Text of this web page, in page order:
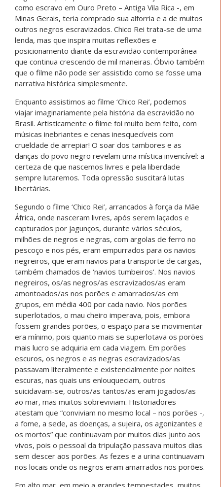
como escravo em Ouro Preto – Antiga Vila Rica -, em
Minas Gerais, teria comprado sua alforria e a de muitos
outros negros escravizados. Chico Rei trata-se de uma
lenda, mas que inspira muitas reflexões e
posicionamento diante da escravidão contemporânea
que continua crescendo de mil maneiras. Óbvio também
que o filme não pode ser assistido como se fosse uma
narrativa histórica simplesmente.
Enquanto assistimos ao filme ‘Chico Rei’, podemos
viajar imaginariamente pela história da escravidão no
Brasil. Artisticamente o filme foi muito bem feito, com
músicas inebriantes e cenas inesquecíveis com
crueldade de arrepiar! O soar dos tambores e as
danças do povo negro revelam uma mística invencível: a
certeza de que nascemos livres e pela liberdade
sempre lutaremos. Toda opressão suscitará lutas
libertárias.
Segundo o filme ‘Chico Rei’, arrancados à força da Mãe
África, onde nasceram livres, após serem laçados e
capturados por jagunços, durante vários séculos,
milhões de negros e negras, com argolas de ferro no
pescoço e nos pés, eram empurrados para os navios
negreiros, que eram navios para transporte de cargas,
também chamados de ‘navios tumbeiros’. Nos navios
negreiros, os/as negros/as escravizados/as eram
amontoados/as nos porões e amarrados/as em
grupos, em média 400 por cada navio. Nos porões
superlotados, o mau cheiro imperava, pois, embora
fossem grandes porões, o espaço para se movimentar
era mínimo, pois quanto mais se superlotava os porões
mais lucro se adquiria em cada viagem. Em porões
escuros, os negros e as negras escravizados/as
passavam literalmente e existencialmente por noites
escuras, nas quais uns enlouqueciam, outros
suicidavam-se, outros/as tantos/as eram jogados/as
ao mar, mas muitos sobreviviam. Historiadores
atestam que “conviviam no mesmo local – nos porões -,
a fome, a sede, as doenças, a sujeira, os agonizantes e
os mortos” que continuavam por muitos dias junto aos
vivos, pois o pessoal da tripulação passava muitos dias
sem descer aos porões. As fezes e a urina continuavam
nos locais onde os negros eram amarrados nos porões.
Em alto mar, em meio a grandes tempestades, muitos